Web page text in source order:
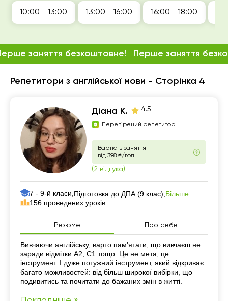
Репетитори з англійської мови - Сторінка 4
Діана К. 4.5
Перевірений репетитор
Вартість заняття
від 398 ₴/год
(2 відгука)
7 - 9-й класи, Підготовка до ДПА (9 клас), Більше
156 проведених уроків
Резюме Про себе
Резюме
Вивчаючи англійську, варто пам'ятати, що вивчаєш не
заради відмітки А2, С1 тощо. Це не мета, це
інструмент. І дуже потужний інструмент, який відкриває
багато можливостей: від більш широкої вибірки, що
подивитись та почитати до бажаних змін в житті.
заняття безкоштовне! Перше заняття
10:00 - 13:00 13:00 - 16:00 16:00 - 18:00